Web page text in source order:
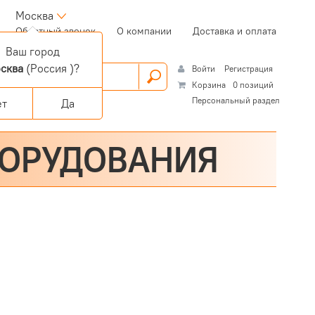
Москва
Обратный звонок(current)О компании Доставка и оплата
Войти
Регистрация
Корзина
0 позиций
Персональный раздел
Ваш город
(Россия )?
Да